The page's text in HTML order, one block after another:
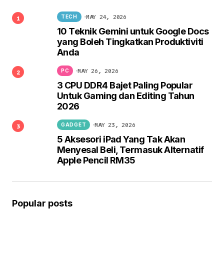
10 Teknik Gemini untuk Google Docs
yang Boleh Tingkatkan Produktiviti
Anda
TECH MAY 24, 2026
3 CPU DDR4 Bajet Paling Popular
Untuk Gaming dan Editing Tahun
2026
PC MAY 26, 2026
5 Aksesori iPad Yang Tak Akan
Menyesal Beli, Termasuk Alternatif
Apple Pencil RM35
GADGET MAY 23, 2026
Popular posts